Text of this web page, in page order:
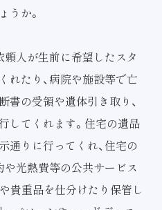
うか。
頼人が生前に希望したスタ
れたり、病院や施設等で亡
書の受領や遺体引き取り、
してくれます。住宅の遺品
通りに行ってくれ、住宅の
や光熱費等の公共サービス
貴重品を仕分けたり保管し